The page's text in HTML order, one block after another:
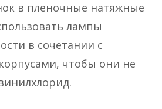
в пленочные натяжные
лампы
в сочетании с
чтобы они не